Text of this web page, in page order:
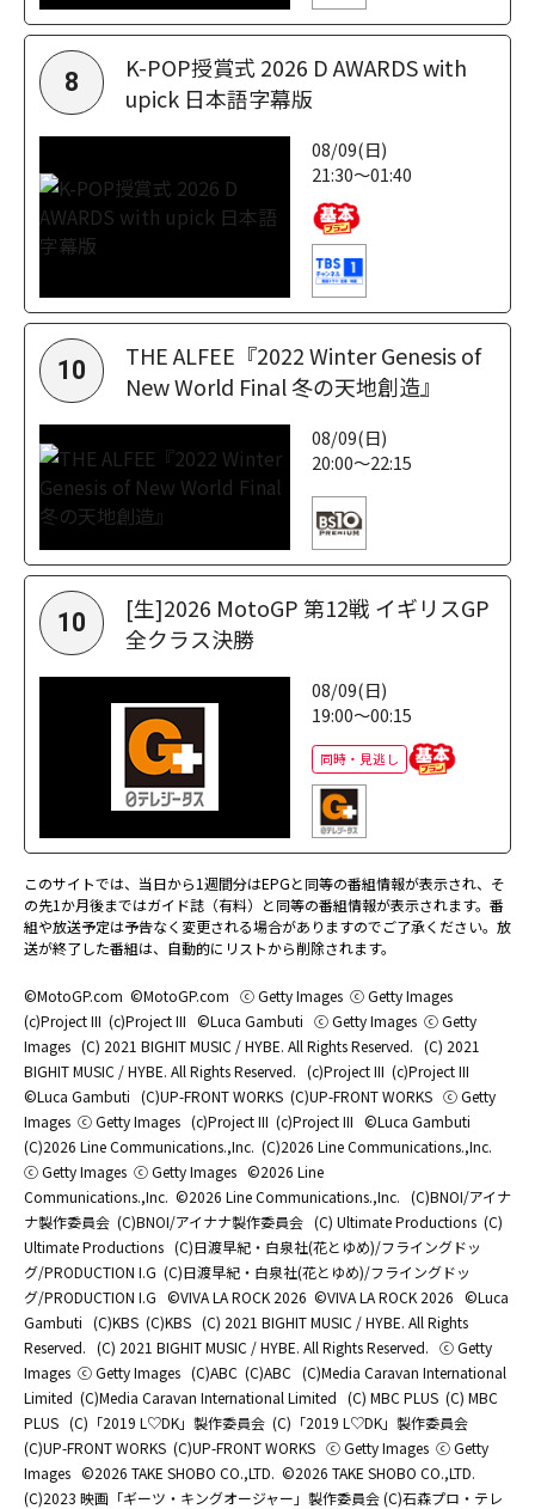
8
K-POP授賞式 2026 D AWARDS with
upick 日本語字幕版
08/09(日)
21:30～01:40
10
THE ALFEE『2022 Winter Genesis of
New World Final 冬の天地創造』
08/09(日)
20:00～22:15
10
[生]2026 MotoGP 第12戦 イギリスGP
全クラス決勝
08/09(日)
19:00～00:15
同時・見逃し
このサイトでは、当日から1週間分はEPGと同等の番組情報が表示され、そ
の先1か月後まではガイド誌（有料）と同等の番組情報が表示されます。番
組や放送予定は予告なく変更される場合がありますのでご了承ください。放
送が終了した番組は、自動的にリストから削除されます。
©MotoGP.com ©MotoGP.com ⓒ Getty Images ⓒ Getty Images
(c)Project III (c)Project III ©Luca Gambuti ⓒ Getty Images ⓒ Getty
Images (C) 2021 BIGHIT MUSIC / HYBE. All Rights Reserved. (C) 2021
BIGHIT MUSIC / HYBE. All Rights Reserved. (c)Project III (c)Project III
©Luca Gambuti (C)UP-FRONT WORKS (C)UP-FRONT WORKS ⓒ Getty
Images ⓒ Getty Images (c)Project III (c)Project III ©Luca Gambuti
(C)2026 Line Communications.,Inc. (C)2026 Line Communications.,Inc.
ⓒ Getty Images ⓒ Getty Images ©2026 Line
Communications.,Inc. ©2026 Line Communications.,Inc. (C)BNOI/アイナ
ナ製作委員会 (C)BNOI/アイナナ製作委員会 (C) Ultimate Productions (C)
Ultimate Productions (C)日渡早紀・白泉社(花とゆめ)/フライングドッ
グ/PRODUCTION I.G (C)日渡早紀・白泉社(花とゆめ)/フライングドッ
グ/PRODUCTION I.G ©️VIVA LA ROCK 2026 ©️VIVA LA ROCK 2026 ©Luca
Gambuti (C)KBS (C)KBS (C) 2021 BIGHIT MUSIC / HYBE. All Rights
Reserved. (C) 2021 BIGHIT MUSIC / HYBE. All Rights Reserved. ⓒ Getty
Images ⓒ Getty Images (C)ABC (C)ABC (C)Media Caravan International
Limited (C)Media Caravan International Limited (C) MBC PLUS (C) MBC
PLUS (C)「2019 L♡DK」製作委員会 (C)「2019 L♡DK」製作委員会
(C)UP-FRONT WORKS (C)UP-FRONT WORKS ⓒ Getty Images ⓒ Getty
Images ©2026 TAKE SHOBO CO.,LTD. ©2026 TAKE SHOBO CO.,LTD.
(C)2023 映画「ギーツ・キングオージャー」製作委員会 (C)石森プロ・テレ